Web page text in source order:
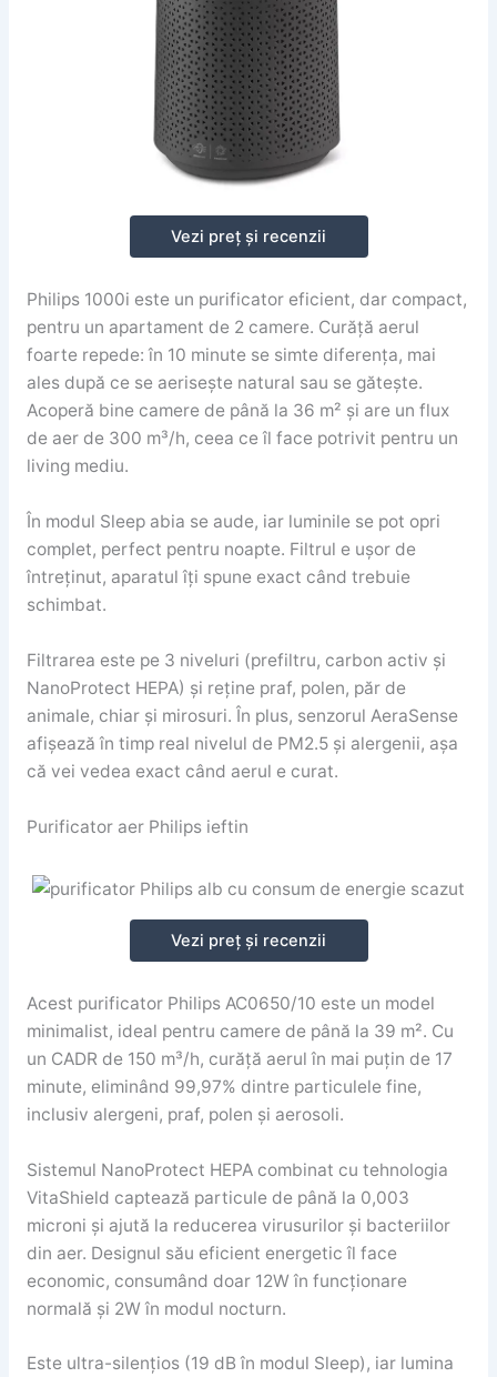
Vezi preț și recenzii
Philips 1000i este un purificator eficient, dar compact,
pentru un apartament de 2 camere. Curăță aerul
foarte repede: în 10 minute se simte diferența, mai
ales după ce se aerisește natural sau se gătește.
Acoperă bine camere de până la 36 m² și are un flux
de aer de 300 m³/h, ceea ce îl face potrivit pentru un
living mediu.
În modul Sleep abia se aude, iar luminile se pot opri
complet, perfect pentru noapte. Filtrul e ușor de
întreținut, aparatul îți spune exact când trebuie
schimbat.
Filtrarea este pe 3 niveluri (prefiltru, carbon activ și
NanoProtect HEPA) și reține praf, polen, păr de
animale, chiar și mirosuri. În plus, senzorul AeraSense
afișează în timp real nivelul de PM2.5 și alergenii, așa
că vei vedea exact când aerul e curat.
Purificator aer Philips ieftin
Vezi preț și recenzii
Acest purificator Philips AC0650/10 este un model
minimalist, ideal pentru camere de până la 39 m². Cu
un CADR de 150 m³/h, curăță aerul în mai puțin de 17
minute, eliminând 99,97% dintre particulele fine,
inclusiv alergeni, praf, polen și aerosoli.
Sistemul NanoProtect HEPA combinat cu tehnologia
VitaShield captează particule de până la 0,003
microni și ajută la reducerea virusurilor și bacteriilor
din aer. Designul său eficient energetic îl face
economic, consumând doar 12W în funcționare
normală și 2W în modul nocturn.
Este ultra-silențios (19 dB în modul Sleep), iar lumina